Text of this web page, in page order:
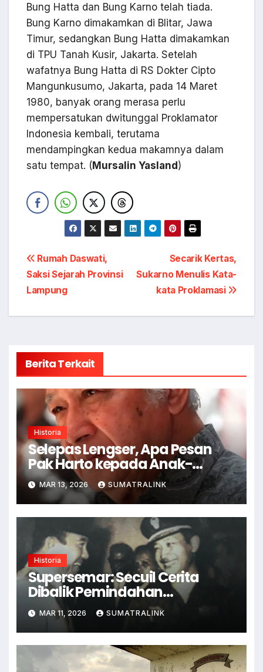
Bung Hatta dan Bung Karno telah tiada.
Bung Karno dimakamkan di Blitar, Jawa
Timur, sedangkan Bung Hatta dimakamkan
di TPU Tanah Kusir, Jakarta. Setelah
wafatnya Bung Hatta di RS Dokter Cipto
Mangunkusumo, Jakarta, pada 14 Maret
1980, banyak orang merasa perlu
mempersatukan dwitunggal Proklamator
Indonesia kembali, terutama
mendampingkan kedua makamnya dalam
satu tempat. (Mursalin Yasland)
Navigasi
pos
Secarik Kertas,
Sukarno Menulis Kata-
kata Proklamasi
Rumah Daswati,
Saksi Sejarah Provinsi
Lampung
Berita Terkait
Historia
Selepas Lengser, Apa Pesan
Pak Harto kepada Anak-
anaknya?
MAR 13, 2026 SUMATRALINK
Historia
Supersemar: Secuil Cerita
Dibalik Pemindahan
Kekuasaan
MAR 11, 2026 SUMATRALINK